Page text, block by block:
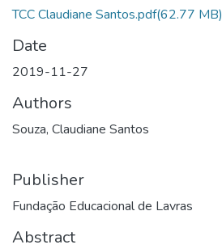
TCC Claudiane Santos.pdf(62.77 MB)
Date
2019-11-27
Authors
Souza, Claudiane Santos
Publisher
Fundação Educacional de Lavras
Abstract